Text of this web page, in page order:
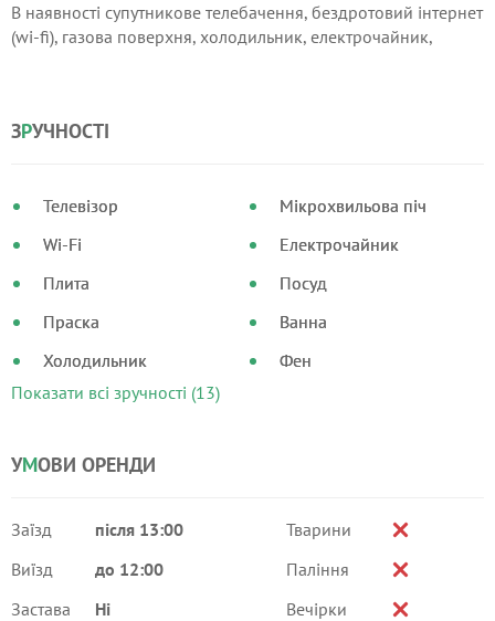
В наявноcті супутникове телебачення, бездротовий інтернет
(wi-fi), газова поверхня, холодильник, електрочайник,
ЗРУЧНОСТІ
Телевізор
Wi-Fi
Плита
Праска
Холодильник
Мікрохвильова піч
Електрочайник
Посуд
Ванна
Фен
Показати всі зручності (13)
УМОВИ ОРЕНДИ
Заїзд
після 13:00
Виїзд
до 12:00
Застава
Ні
Тварини
Паління
Вечірки